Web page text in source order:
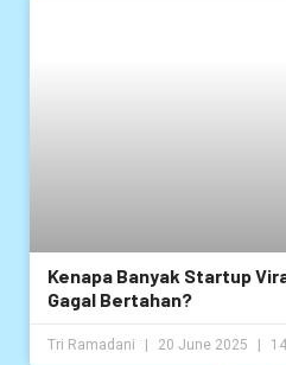
Kenapa Banyak Startup
Gagal Bertahan?
Tri Ramadani 20 June 2025